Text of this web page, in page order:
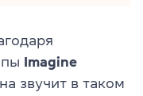
Imagine
звучит в таком